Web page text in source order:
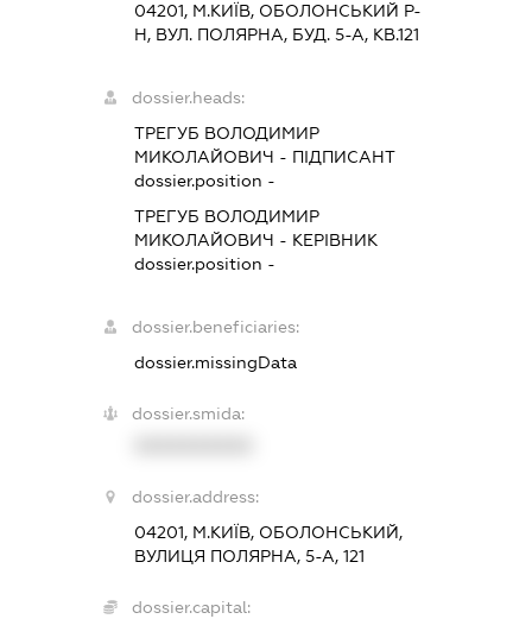
04201, М.КИЇВ, ОБОЛОНСЬКИЙ Р-
Н, ВУЛ. ПОЛЯРНА, БУД. 5-А, КВ.121
dossier.heads:
ТРЕГУБ ВОЛОДИМИР
МИКОЛАЙОВИЧ - ПІДПИСАНТ
dossier.position -
ТРЕГУБ ВОЛОДИМИР
МИКОЛАЙОВИЧ - КЕРІВНИК
dossier.position -
dossier.beneficiaries:
dossier.missingData
dossier.smida:
dossier.address:
04201, М.КИЇВ, ОБОЛОНСЬКИЙ,
ВУЛИЦЯ ПОЛЯРНА, 5-А, 121
dossier.capital: